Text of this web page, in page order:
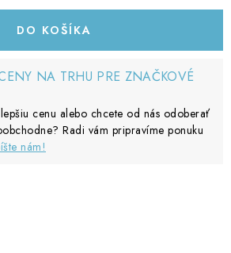
DO KOŠÍKA
NA TRHU PRE ZNAČKOVÉ
cenu alebo chcete od nás odoberať
Radi vám pripravíme ponuku
nám!